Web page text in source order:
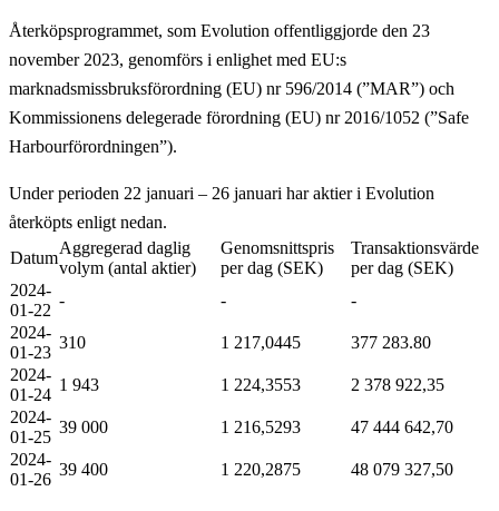
Återköpsprogrammet, som Evolution offentliggjorde den 23
november 2023, genomförs i enlighet med EU:s
marknadsmissbruksförordning (EU) nr 596/2014 (”MAR”) och
Kommissionens delegerade förordning (EU) nr 2016/1052 (”Safe
Harbourförordningen”).
Under perioden 22 januari – 26 januari har aktier i Evolution
återköpts enligt nedan.
Datum
Aggregerad daglig
volym (antal aktier)
Genomsnittspris
per dag (SEK)
Transaktionsvärde
per dag (SEK)
2024-
01-22
- -
-
2024-
01-23
310 1 217,0445
377 283.80
2024-
01-24
1 943 1 224,3553
2 378 922,35
2024-
01-25
39 000 1 216,5293
47 444 642,70
2024-
01-26
39 400 1 220,2875 48 079 327,50